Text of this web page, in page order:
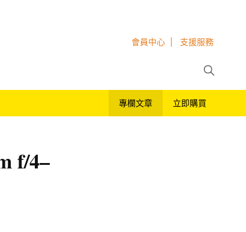
會員中心 支援服務
專欄文章 立即購買
f/4–